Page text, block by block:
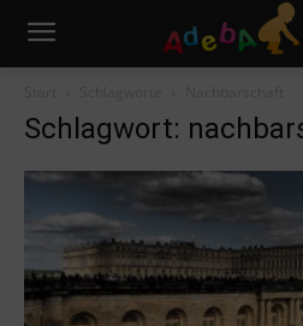
Schlagwort: